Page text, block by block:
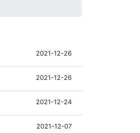
2021-12-26
2021-12-26
2021-12-24
2021-12-07